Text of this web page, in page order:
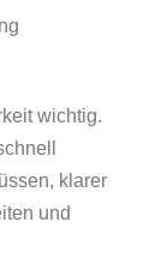
wichtig.
klarer
und